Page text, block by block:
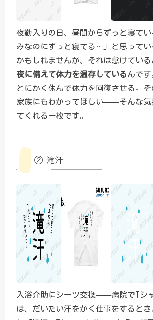
夜勤入りの日、昼間からずっと寝てい
みなのにずっと寝てる…」と思ってい
かもしれませんが、それは怠けてい
夜に備えて体力を温存しているんです
とにかく休んで体力を回復させる。
家族にもわかってほしい——そんな気
てくれる一枚です。
② 滝汗
入浴介助にシーツ交換——病院でTシ
は、だいたい汗をかく仕事をするとき